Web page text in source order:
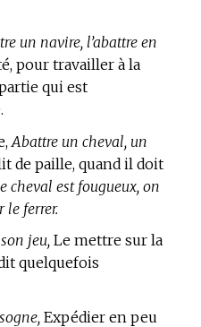
un navire, l’abattre en
pour travailler à la
qui est
Abattre un cheval, un
de paille, quand il doit
cheval est fougueux, on
le ferrer.
jeu,Le mettre sur la
quelquefois
Expédier en peu